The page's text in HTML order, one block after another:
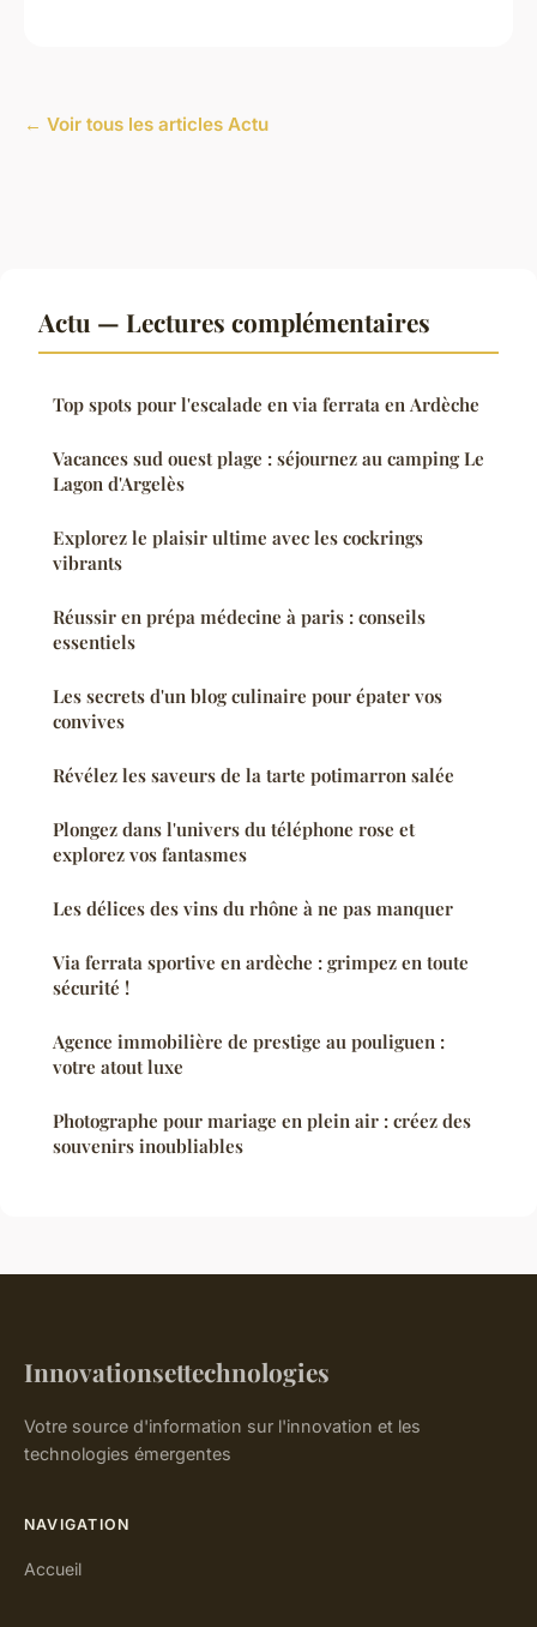
← Voir tous les articles Actu
Actu — Lectures complémentaires
Top spots pour l'escalade en via ferrata en Ardèche
Vacances sud ouest plage : séjournez au camping Le
Lagon d'Argelès
Explorez le plaisir ultime avec les cockrings
vibrants
Réussir en prépa médecine à paris : conseils
essentiels
Les secrets d'un blog culinaire pour épater vos
convives
Révélez les saveurs de la tarte potimarron salée
Plongez dans l'univers du téléphone rose et
explorez vos fantasmes
Les délices des vins du rhône à ne pas manquer
Via ferrata sportive en ardèche : grimpez en toute
sécurité !
Agence immobilière de prestige au pouliguen :
votre atout luxe
Photographe pour mariage en plein air : créez des
souvenirs inoubliables
Innovationsettechnologies
Votre source d'information sur l'innovation et les
technologies émergentes
NAVIGATION
Accueil